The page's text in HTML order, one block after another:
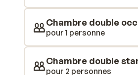
vacances, assurément,
Chambre double
pour 1 personne
Chambre double
pour 2 personnes